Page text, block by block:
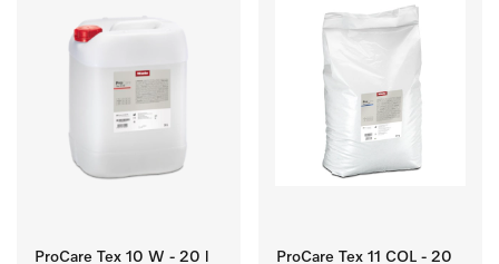
ProCare Tex 10 W - 20 l
ProCare Tex 11 COL - 20